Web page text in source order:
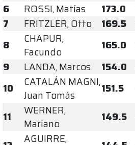
6
ROSSI, Matías 173.0
7
FRITZLER, Otto 169.5
8
CHAPUR,
Facundo
165.0
9
LANDA, Marcos 154.0
10
CATALÁN MAGNI,
Juan Tomás
151.5
11
WERNER,
Mariano
149.5
AGUIRRE,